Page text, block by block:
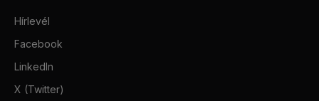
Hírlevél
Facebook
LinkedIn
X (Twitter)